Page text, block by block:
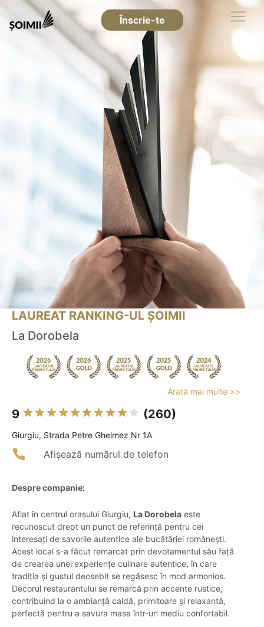
Înscrie-te
LAUREAT RANKING-UL ȘOIMII
La Dorobela
Arată mai multe >>
9 (260)
Giurgiu, Strada Petre Ghelmez Nr 1A
Afișează numărul de telefon
Despre companie:
Aflat în centrul orașului Giurgiu, La Dorobela este
recunoscut drept un punct de referință pentru cei
interesați de savorile autentice ale bucătăriei românești.
Acest local s-a făcut remarcat prin devotamentul său față
de crearea unei experiențe culinare autentice, în care
tradiția și gustul deosebit se regăsesc în mod armonios.
Decorul restaurantului se remarcă prin accente rustice,
contribuind la o ambianță caldă, primitoare și relaxantă,
perfectă pentru a savura masa într-un mediu confortabil.